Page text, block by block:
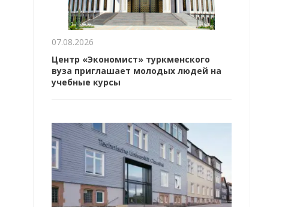
07.08.2026
Центр «Экономист» туркменского
вуза приглашает молодых людей на
учебные курсы